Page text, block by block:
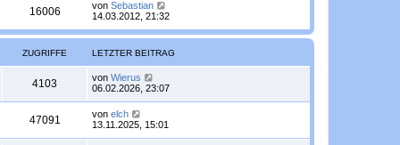
16006Z
u
g
i
f
L
e
z
e
r
B
e
i
t
r
von Sebastian
14.03.2012, 21:32
ZUGRIFFE LETZTER BEITRAG
4103Z
u
L
e
t
e
r
von Wierus
06.02.2026, 23:07
47091
u
L
e
von elch
13.11.2025, 15:01